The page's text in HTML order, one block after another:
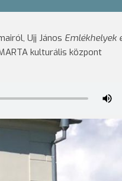
Ujj János Emlékhelyek
kulturális központ